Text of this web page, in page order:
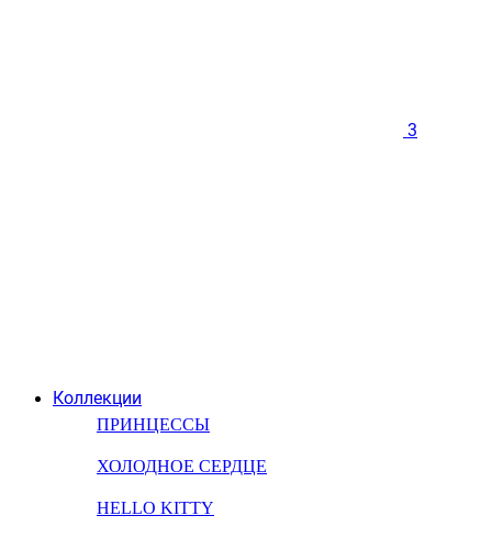
Коллекции
ПРИНЦЕССЫ
ХОЛОДНОЕ СЕРДЦЕ
HELLO KITTY
3